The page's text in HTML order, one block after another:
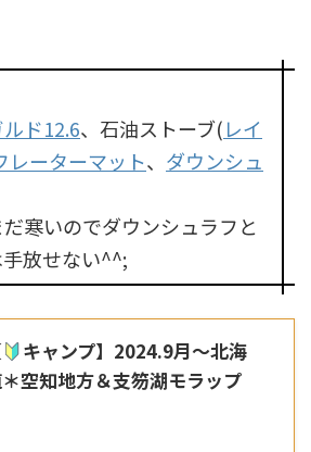
ド12.6、石油ストーブ(レイ
レーターマット、 ダウンシュ
寒いのでダウンシュラフと
放せない^^;
キャンプ】2024.9月～北海
空知地方＆支笏湖モラップ